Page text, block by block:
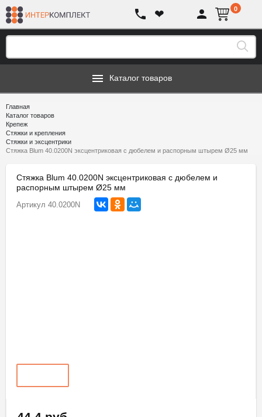
❤ 0
Каталог товаров
Главная
Каталог товаров
Крепеж
Стяжки и крепления
Стяжки и эксцентрики
Стяжка Blum 40.0200N эксцентриковая с дюбелем и распорным штырем Ø25 мм
Стяжка Blum 40.0200N эксцентриковая с дюбелем и
распорным штырем Ø25 мм
Артикул 40.0200N